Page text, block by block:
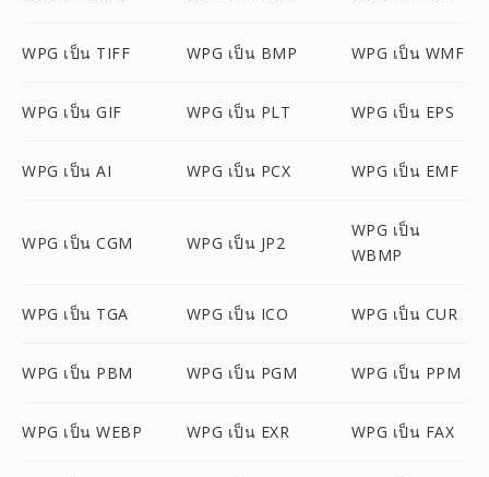
WPG เป็น TIFF WPG เป็น BMP WPG เป็น WMF
WPG เป็น GIF WPG เป็น PLT WPG เป็น EPS
WPG เป็น AI WPG เป็น PCX WPG เป็น EMF
WPG เป็น CGM WPG เป็น JP2
WPG เป็น
WBMP
WPG เป็น TGA WPG เป็น ICO WPG เป็น CUR
WPG เป็น PBM WPG เป็น PGM WPG เป็น PPM
WPG เป็น WEBP WPG เป็น EXR WPG เป็น FAX